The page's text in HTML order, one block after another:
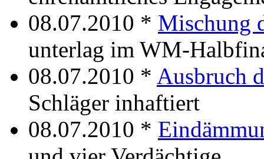
08.07.2010 * Mischung
unterlag im WM-
08.07.2010 * Ausbruch
Schläger inhaftiert
08.07.2010 *